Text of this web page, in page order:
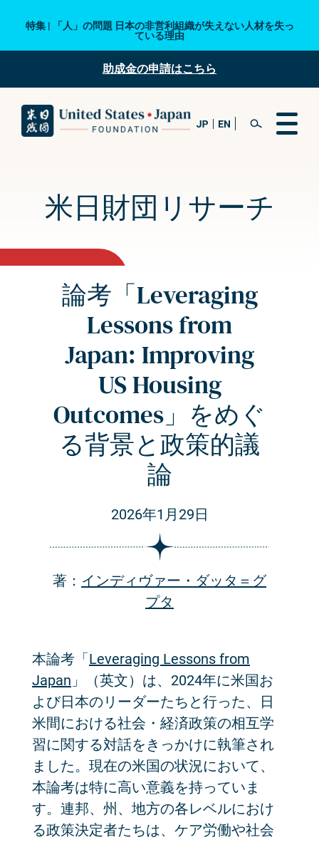
特集 | 「人」の問題 日本の非営利組織が失えない人材を失っ
ている理由
助成金の申請はこちら
米日財団リサーチ
論考「Leveraging
Lessons from
Japan: Improving
US Housing
Outcomes」をめぐ
る背景と政策的議
論
2026年1月29日
著： インディヴァー・ダッタ＝グ
プタ
本論考「Leveraging Lessons from
Japan 」（英文）は、2024年に米国お
よび日本のリーダーたちと行った、日
米間における社会・経済政策の相互学
習に関する対話をきっかけに執筆され
ました。現在の米国の状況において、
本論考は特に高い意義を持っていま
す。連邦、州、地方の各レベルにおけ
る政策決定者たちは、ケア労働や社会